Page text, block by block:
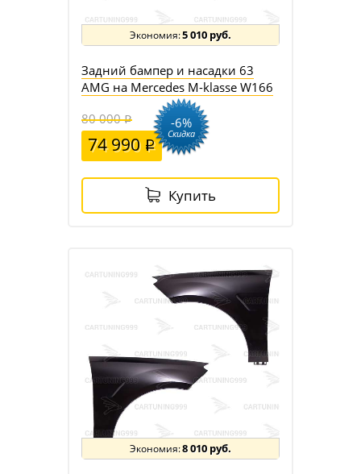
5 010 руб.
Задний бампер и насадки 63
AMG на Mercedes M-klasse W166
80 000
74 990
-6%
Скидка
Купить
8 010 руб.